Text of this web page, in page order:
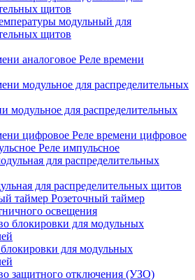
модульный для
щитов
Реле времени
модульное для распределительных
Реле времени цифровое
Реле импульсное
для распределительных щитов
Розеточный таймер
освещения
для модульных